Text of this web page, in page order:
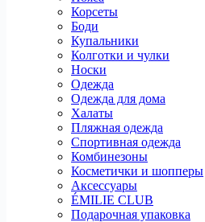
Корсеты
Боди
Купальники
Колготки и чулки
Носки
Одежда
Одежда для дома
Халаты
Пляжная одежда
Спортивная одежда
Комбинезоны
Косметички и шопперы
Аксессуары
ÉMILIE CLUB
Подарочная упаковка